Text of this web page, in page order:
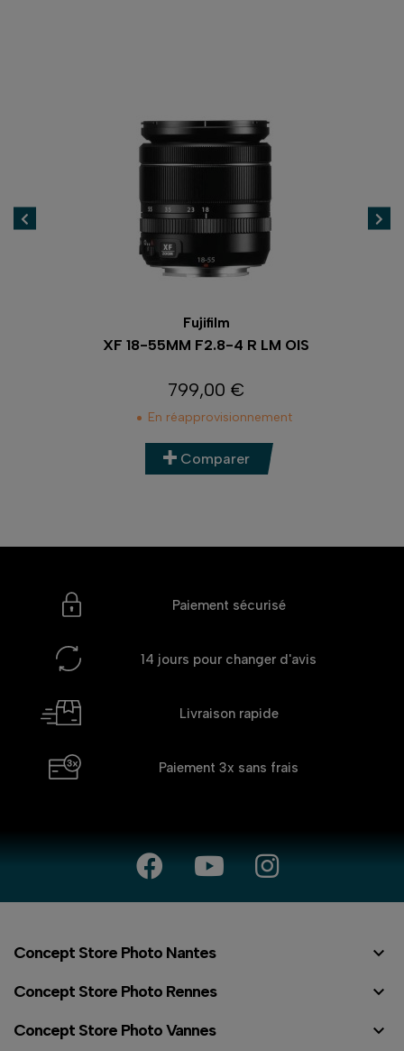
Fujifilm
XF 18-55MM F2.8-4 R LM OIS
Prix
799,00 €
En réapprovisionnement
Comparer
Paiement sécurisé
14 jours pour changer d'avis
Livraison rapide
Paiement 3x sans frais
Concept Store Photo Nantes 
Concept Store Photo Rennes 
Concept Store Photo Vannes 